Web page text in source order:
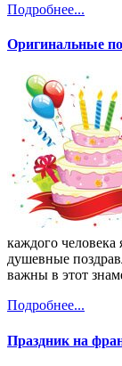
Подробнее...
Оригинальные
каждого
душевные
важны в этот
Подробнее...
Праздник на